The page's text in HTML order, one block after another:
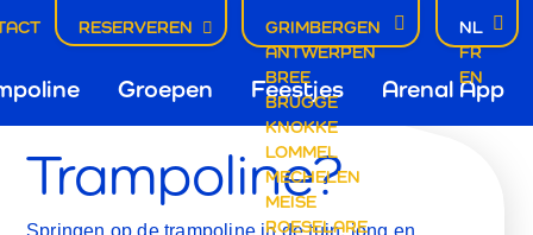
RESERVEREN
ANTWERPEN
BREE
BRUGGE
GRIMBERGEN
KNOKKE
LOMMEL
MECHELEN
MEISE
ROESELARE
NL
FR
EN
Groepen Feestjes Arenal App
Trampoline?
Springen op de trampoline in de tuin, jong en